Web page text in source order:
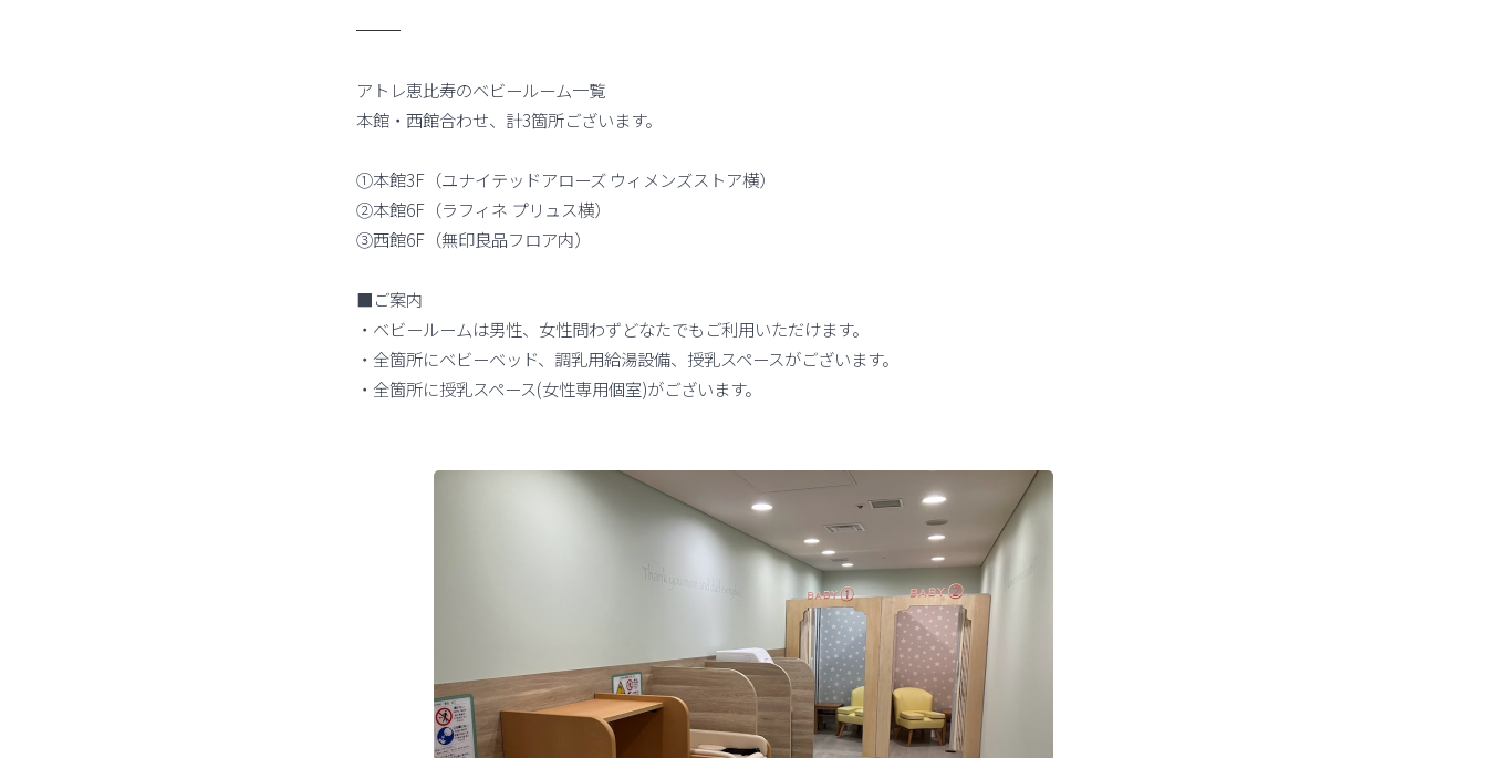
アトレ恵比寿のベビールーム一覧
本館・西館合わせ、計3箇所ございます。
①本館3F（ユナイテッドアローズ ウィメンズストア横）
②本館6F（ラフィネ プリュス横）
③西館6F（無印良品フロア内）
■ご案内
・ベビールームは男性、女性問わずどなたでもご利用いただけます。
・全箇所にベビーベッド、調乳用給湯設備、授乳スペースがございます。
・全箇所に授乳スペース(女性専用個室)がございます。